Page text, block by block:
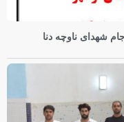
شهدای ناوچه دنا